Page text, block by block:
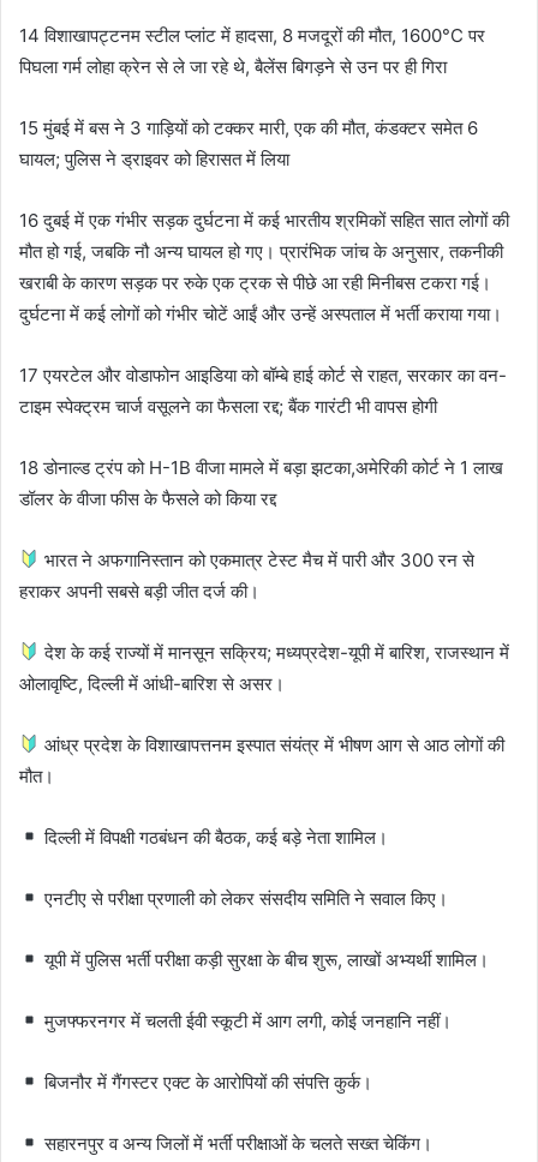
14 विशाखापट्टनम स्टील प्लांट में हादसा, 8 मजदूरों की मौत, 1600°C पर
पिघला गर्म लोहा क्रेन से ले जा रहे थे, बैलेंस बिगड़ने से उन पर ही गिरा
15 मुंबई में बस ने 3 गाड़ियों को टक्कर मारी, एक की मौत, कंडक्टर समेत 6
घायल; पुलिस ने ड्राइवर को हिरासत में लिया
16 दुबई में एक गंभीर सड़क दुर्घटना में कई भारतीय श्रमिकों सहित सात लोगों की
मौत हो गई, जबकि नौ अन्य घायल हो गए। प्रारंभिक जांच के अनुसार, तकनीकी
खराबी के कारण सड़क पर रुके एक ट्रक से पीछे आ रही मिनीबस टकरा गई।
दुर्घटना में कई लोगों को गंभीर चोटें आईं और उन्हें अस्पताल में भर्ती कराया गया।
17 एयरटेल और वोडाफोन आइडिया को बॉम्बे हाई कोर्ट से राहत, सरकार का वन-
टाइम स्पेक्ट्रम चार्ज वसूलने का फैसला रद्द; बैंक गारंटी भी वापस होगी
18 डोनाल्ड ट्रंप को H-1B वीजा मामले में बड़ा झटका,अमेरिकी कोर्ट ने 1 लाख
डॉलर के वीजा फीस के फैसले को किया रद्द
भारत ने अफगानिस्तान को एकमात्र टेस्ट मैच में पारी और 300 रन से
हराकर अपनी सबसे बड़ी जीत दर्ज की।
देश के कई राज्यों में मानसून सक्रिय; मध्यप्रदेश-यूपी में बारिश, राजस्थान में
ओलावृष्टि, दिल्ली में आंधी-बारिश से असर।
आंध्र प्रदेश के विशाखापत्तनम इस्पात संयंत्र में भीषण आग से आठ लोगों की
मौत।
दिल्ली में विपक्षी गठबंधन की बैठक, कई बड़े नेता शामिल।
एनटीए से परीक्षा प्रणाली को लेकर संसदीय समिति ने सवाल किए।
यूपी में पुलिस भर्ती परीक्षा कड़ी सुरक्षा के बीच शुरू, लाखों अभ्यर्थी शामिल।
मुजफ्फरनगर में चलती ईवी स्कूटी में आग लगी, कोई जनहानि नहीं।
बिजनौर में गैंगस्टर एक्ट के आरोपियों की संपत्ति कुर्क।
सहारनपुर व अन्य जिलों में भर्ती परीक्षाओं के चलते सख्त चेकिंग।